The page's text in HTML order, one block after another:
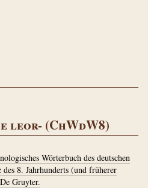
leor- (ChWdW8)
Wörterbuch des deutschen
8. Jahrhunderts (und früherer
Gruyter.